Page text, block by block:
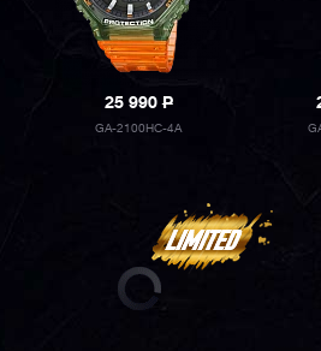
25 990P
GA-2100HC-4A